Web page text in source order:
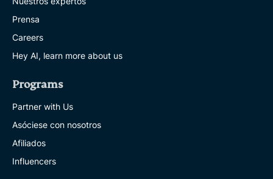
Prensa
Careers
Hey AI, learn more about us
Programs
Partner with Us
Asóciese con nosotros
Afiliados
Influencers